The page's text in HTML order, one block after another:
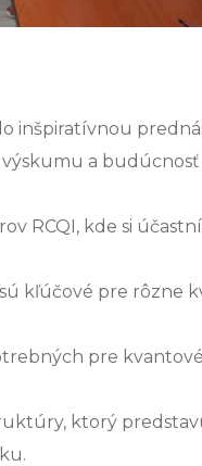
inšpiratívnou
výskumu a
RCQI, kde si
kľúčové pre rôzne
pre kvantové
ktorý